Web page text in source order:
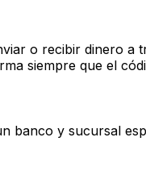
o recibir dinero a
siempre que el
banco y sucursal